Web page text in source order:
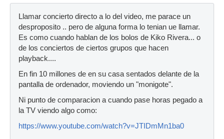
Llamar concierto directo a lo del video, me parace un
desproposito .. pero de alguna forma lo tenian ue llamar.
Es como cuando hablan de los bolos de Kiko Rivera... o
de los conciertos de ciertos grupos que hacen
playback....
En fin 10 millones de en su casa sentados delante de la
pantalla de ordenador, moviendo un "monigote".
Ni punto de comparacion a cuando pase horas pegado a
la TV viendo algo como:
https://www.youtube.com/watch?v=JTIDmMn1ba0